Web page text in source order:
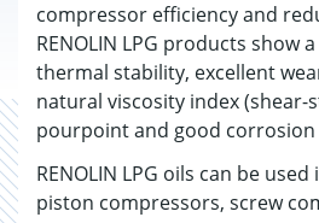
compressor efficiency and
RENOLIN LPG products show
thermal stability, excellent
natural viscosity index (shear-
pourpoint and good
RENOLIN LPG oils can be
piston compressors, screw